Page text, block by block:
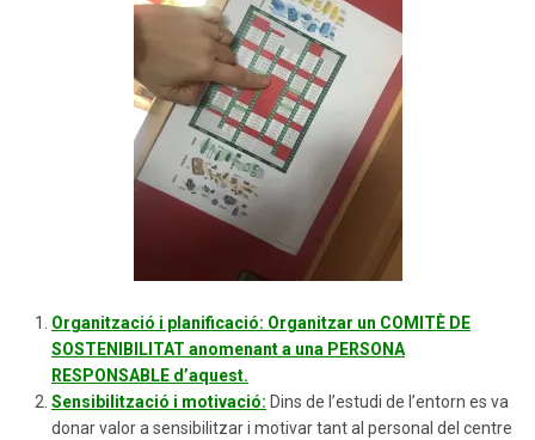
Organització i planificació: Organitzar un COMITÈ DE
SOSTENIBILITAT anomenant a una PERSONA
RESPONSABLE d’aquest.
Sensibilització i motivació: Dins de l’estudi de l’entorn es va
donar valor a sensibilitzar i motivar tant al personal del centre